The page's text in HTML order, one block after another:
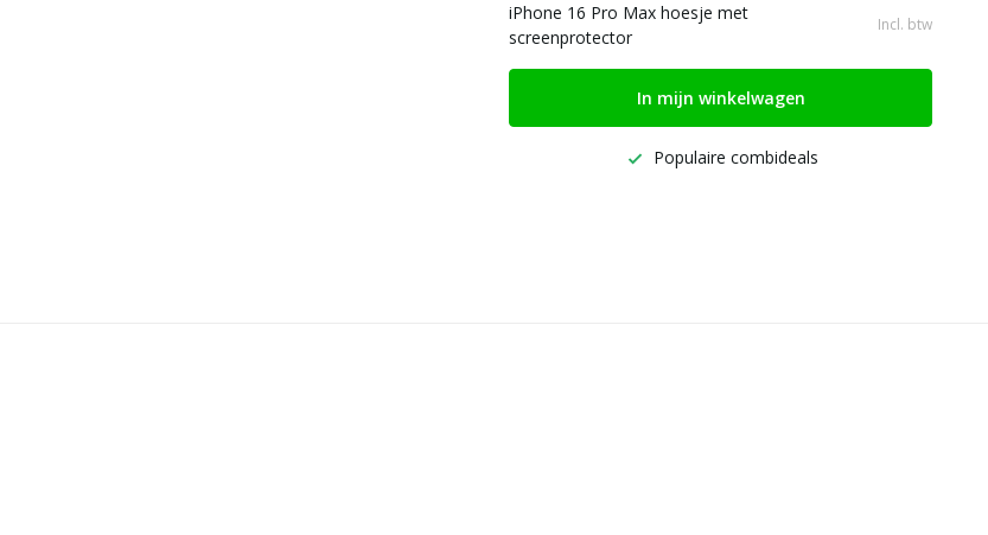
iPhone 16 Pro Max hoesje met
screenprotector
Incl. btw
In mijn winkelwagen
Populaire combideals